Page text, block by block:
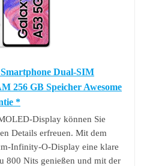
Dual-SIM
256 GB Speicher Awesome
*
Display können Sie
Details erfreuen. Mit dem
Infinity-O-Display eine klare
800 Nits genießen und mit der